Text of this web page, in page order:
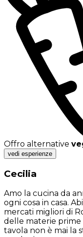
Offro alternative
vedi esperienze
Cecilia
Amo la cucina da
ogni cosa in casa.
mercati migliori di
delle materie prime
tavola non è mai la